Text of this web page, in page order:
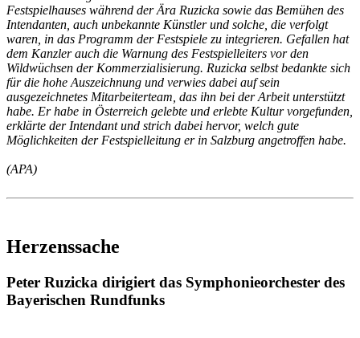
Festspielhauses während der Ära Ruzicka sowie das Bemühen des
Intendanten, auch unbekannte Künstler und solche, die verfolgt
waren, in das Programm der Festspiele zu integrieren. Gefallen hat
dem Kanzler auch die Warnung des Festspielleiters vor den
Wildwüchsen der Kommerzialisierung. Ruzicka selbst bedankte sich
für die hohe Auszeichnung und verwies dabei auf sein
ausgezeichnetes Mitarbeiterteam, das ihn bei der Arbeit unterstützt
habe. Er habe in Österreich gelebte und erlebte Kultur vorgefunden,
erklärte der Intendant und strich dabei hervor, welch gute
Möglichkeiten der Festspielleitung er in Salzburg angetroffen habe.
(APA)
Herzenssache
Peter Ruzicka dirigiert das Symphonieorchester des
Bayerischen Rundfunks